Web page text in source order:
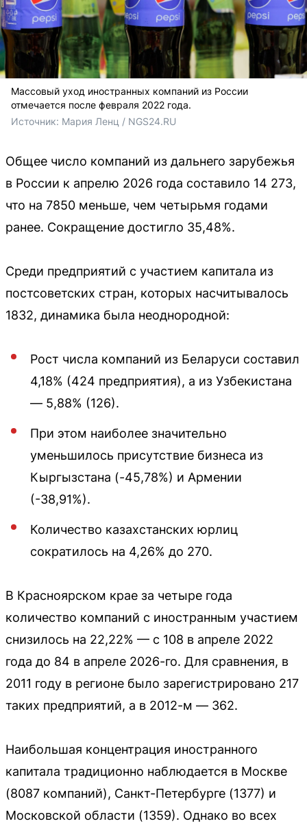
Массовый уход иностранных компаний из России
отмечается после февраля 2022 года.
Источник: Мария Ленц / NGS24.RU
Общее число компаний из дальнего зарубежья
в России к апрелю 2026 года составило 14 273,
что на 7850 меньше, чем четырьмя годами
ранее. Сокращение достигло 35,48%.
Среди предприятий с участием капитала из
постсоветских стран, которых насчитывалось
1832, динамика была неоднородной:
Рост числа компаний из Беларуси составил
4,18% (424 предприятия), а из Узбекистана
— 5,88% (126).
При этом наиболее значительно
уменьшилось присутствие бизнеса из
Кыргызстана (-45,78%) и Армении
(-38,91%).
Количество казахстанских юрлиц
сократилось на 4,26% до 270.
В Красноярском крае за четыре года
количество компаний с иностранным участием
снизилось на 22,22% — с 108 в апреле 2022
года до 84 в апреле 2026-го. Для сравнения, в
2011 году в регионе было зарегистрировано 217
таких предприятий, а в 2012-м — 362.
Наибольшая концентрация иностранного
капитала традиционно наблюдается в Москве
(8087 компаний), Санкт-Петербурге (1377) и
Московской области (1359). Однако во всех